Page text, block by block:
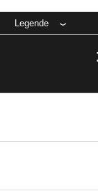
Legende